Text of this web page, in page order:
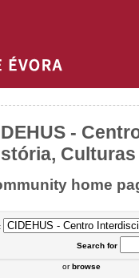
-
home
Searchfor
orbrowse